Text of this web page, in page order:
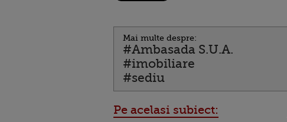
Mai multe despre:
#Ambasada S.U.A.
#imobiliare
#sediu
Pe acelasi subiect: